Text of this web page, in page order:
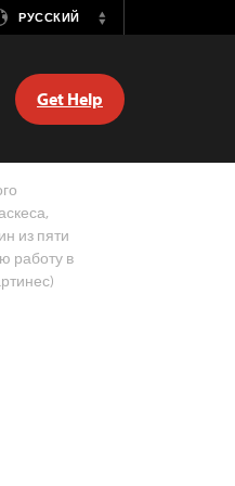
РУССКИЙ
Switch
Get Help
из пяти
работу в